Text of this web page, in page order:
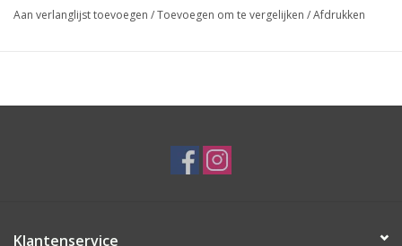
Aan verlanglijst toevoegen /Toevoegen om te vergelijken /Afdrukken
Klantenservice